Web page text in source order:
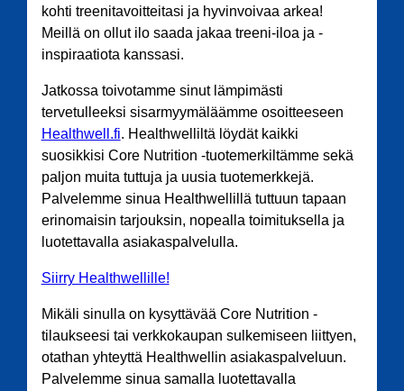
kohti treenitavoitteitasi ja hyvinvoivaa arkea!
Meillä on ollut ilo saada jakaa treeni-iloa ja -
inspiraatiota kanssasi.
Jatkossa toivotamme sinut lämpimästi
tervetulleeksi sisarmyymäläämme osoitteeseen
Healthwell.fi. Healthwelliltä löydät kaikki
suosikkisi Core Nutrition -tuotemerkiltämme sekä
paljon muita tuttuja ja uusia tuotemerkkejä.
Palvelemme sinua Healthwellillä tuttuun tapaan
erinomaisin tarjouksin, nopealla toimituksella ja
luotettavalla asiakaspalvelulla.
Siirry Healthwellille!
Mikäli sinulla on kysyttävää Core Nutrition -
tilaukseesi tai verkkokaupan sulkemiseen liittyen,
otathan yhteyttä Healthwellin asiakaspalveluun.
Palvelemme sinua samalla luotettavalla